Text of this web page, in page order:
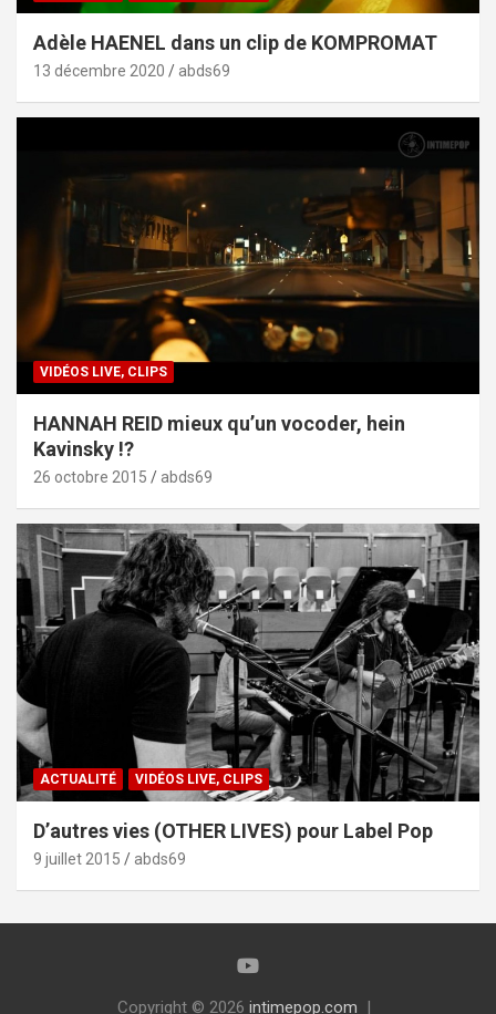
Adèle HAENEL dans un clip de KOMPROMAT
13 décembre 2020 abds69
VIDÉOS LIVE, CLIPS
HANNAH REID mieux qu’un vocoder, hein
Kavinsky !?
26 octobre 2015 abds69
ACTUALITÉ VIDÉOS LIVE, CLIPS
D’autres vies (OTHER LIVES) pour Label Pop
9 juillet 2015 abds69
Copyright © 2026 intimepop.com